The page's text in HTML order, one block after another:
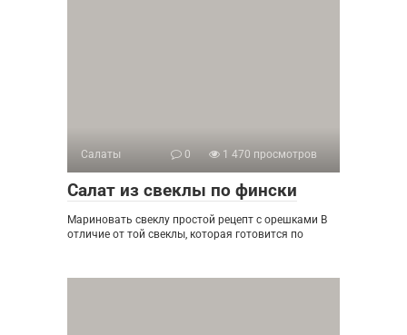
Салаты 0 1 470 просмотров
Салат из свеклы по фински
Мариновать свеклу простой рецепт с орешками В
отличие от той свеклы, которая готовится по